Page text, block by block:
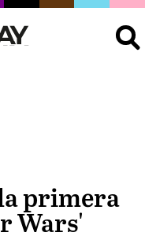
primera
Wars'